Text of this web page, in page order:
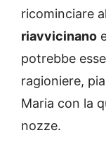
ricominciare
riavvicinano
potrebbe
ragioniere,
Maria con la
nozze.